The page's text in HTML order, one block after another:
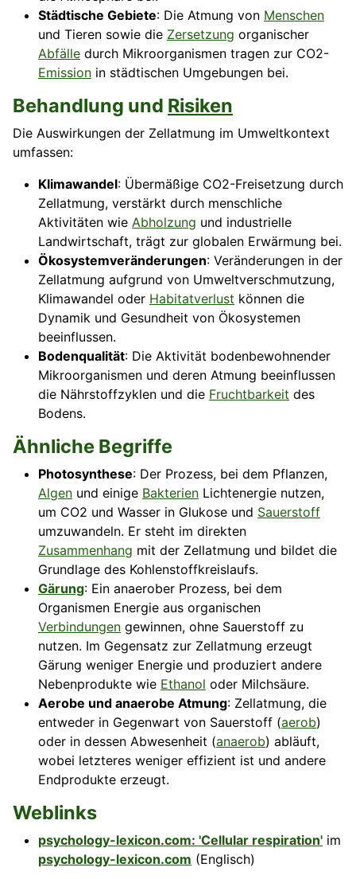
Städtische Gebiete: Die Atmung von Menschen
und Tieren sowie die Zersetzung organischer
Abfälle durch Mikroorganismen tragen zur CO2-
Emission in städtischen Umgebungen bei.
Behandlung und Risiken
Die Auswirkungen der Zellatmung im Umweltkontext
umfassen:
Klimawandel: Übermäßige CO2-Freisetzung durch
Zellatmung, verstärkt durch menschliche
Aktivitäten wie Abholzung und industrielle
Landwirtschaft, trägt zur globalen Erwärmung bei.
Ökosystemveränderungen: Veränderungen in der
Zellatmung aufgrund von Umweltverschmutzung,
Klimawandel oder Habitatverlust können die
Dynamik und Gesundheit von Ökosystemen
beeinflussen.
Bodenqualität: Die Aktivität bodenbewohnender
Mikroorganismen und deren Atmung beeinflussen
die Nährstoffzyklen und die Fruchtbarkeit des
Bodens.
Ähnliche Begriffe
Photosynthese: Der Prozess, bei dem Pflanzen,
Algen und einige Bakterien Lichtenergie nutzen,
um CO2 und Wasser in Glukose und Sauerstoff
umzuwandeln. Er steht im direkten
Zusammenhang mit der Zellatmung und bildet die
Grundlage des Kohlenstoffkreislaufs.
Gärung: Ein anaerober Prozess, bei dem
Organismen Energie aus organischen
Verbindungen gewinnen, ohne Sauerstoff zu
nutzen. Im Gegensatz zur Zellatmung erzeugt
Gärung weniger Energie und produziert andere
Nebenprodukte wie Ethanol oder Milchsäure.
Aerobe und anaerobe Atmung: Zellatmung, die
entweder in Gegenwart von Sauerstoff (aerob)
oder in dessen Abwesenheit (anaerob) abläuft,
wobei letzteres weniger effizient ist und andere
Endprodukte erzeugt.
Weblinks
psychology-lexicon.com: 'Cellular respiration' im
psychology-lexicon.com (Englisch)